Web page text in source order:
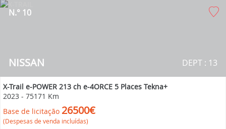
NISSAN
N.° 10
DEPT : 13
X-Trail e-POWER 213 ch e-4ORCE 5 Places Tekna+
2023 - 75171 Km
Base de licitação 26500€
(Despesas de venda incluídas)